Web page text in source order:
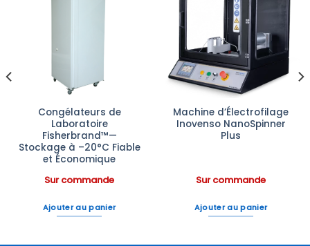
Congélateurs de
Laboratoire
Fisherbrand™—
Stockage à –20°C Fiable
et Économique
Sur commande
Ajouter au panier
Ajouter
à la liste
d’envies
Machine d’Électrofilage
Inovenso NanoSpinner
Plus
Sur commande
Ajouter au panier